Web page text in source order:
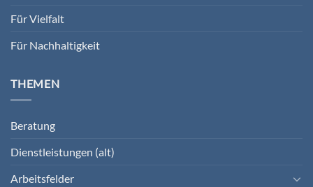
Für Vielfalt
Für Nachhaltigkeit
THEMEN
Beratung
Dienstleistungen (alt)
Arbeitsfelder